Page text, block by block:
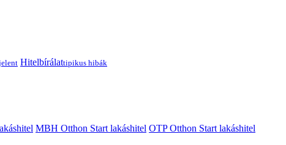
Hitelbírálattipikus hibák
MBH Otthon Start lakáshitel OTP Otthon Start lakáshitel